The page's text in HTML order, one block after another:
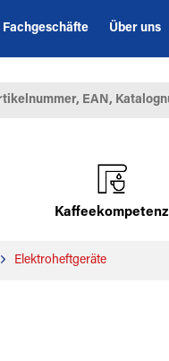
Fachgeschäfte Über uns
Kaffeekompetenz
Elektroheftgeräte